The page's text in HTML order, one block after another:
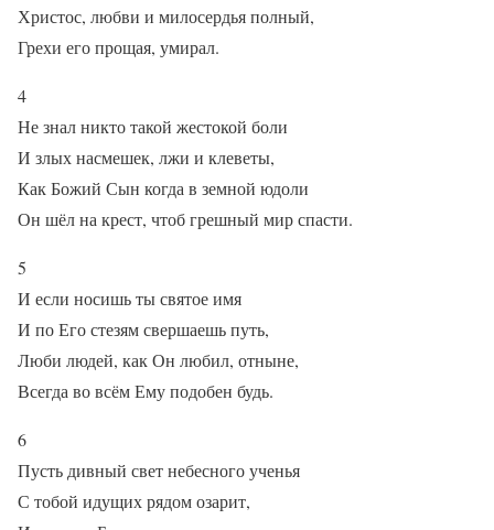
Христос, любви и милосердья полный,
Грехи его прощая, умирал.
4
Не знал никто такой жестокой боли
И злых насмешек, лжи и клеветы,
Как Божий Сын когда в земной юдоли
Он шёл на крест, чтоб грешный мир спасти.
5
И если носишь ты святое имя
И по Его стезям свершаешь путь,
Люби людей, как Он любил, отныне,
Всегда во всём Ему подобен будь.
6
Пусть дивный свет небесного ученья
С тобой идущих рядом озарит,